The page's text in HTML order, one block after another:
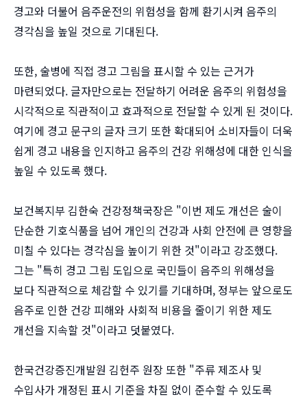
경고와 더불어 음주운전의 위험성을 함께 환기시켜 음주의
경각심을 높일 것으로 기대된다.
또한, 술병에 직접 경고 그림을 표시할 수 있는 근거가
마련되었다. 글자만으로는 전달하기 어려운 음주의 위험성을
시각적으로 직관적이고 효과적으로 전달할 수 있게 된 것이다.
여기에 경고 문구의 글자 크기 또한 확대되어 소비자들이 더욱
쉽게 경고 내용을 인지하고 음주의 건강 위해성에 대한 인식을
높일 수 있도록 했다.
보건복지부 김한숙 건강정책국장은 "이번 제도 개선은 술이
단순한 기호식품을 넘어 개인의 건강과 사회 안전에 큰 영향을
미칠 수 있다는 경각심을 높이기 위한 것"이라고 강조했다.
그는 "특히 경고 그림 도입으로 국민들이 음주의 위해성을
보다 직관적으로 체감할 수 있기를 기대하며, 정부는 앞으로도
음주로 인한 건강 피해와 사회적 비용을 줄이기 위한 제도
개선을 지속할 것"이라고 덧붙였다.
한국건강증진개발원 김헌주 원장 또한 "주류 제조사 및
수입사가 개정된 표시 기준을 차질 없이 준수할 수 있도록